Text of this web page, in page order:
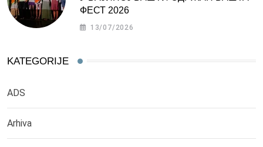
ФЕСТ 2026
13/07/2026
KATEGORIJE
ADS
Arhiva